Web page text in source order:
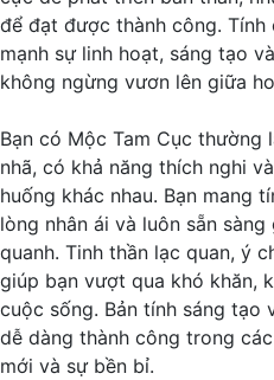
để đạt được thành công. Tính
mạnh sự linh hoạt, sáng tạo
không ngừng vươn lên giữa
Bạn có Mộc Tam Cục thường
nhã, có khả năng thích nghi
huống khác nhau. Bạn mang
lòng nhân ái và luôn sẵn
quanh. Tinh thần lạc quan, ý
giúp bạn vượt qua khó khăn,
cuộc sống. Bản tính sáng tạo
dễ dàng thành công trong
mới và sự bền bỉ.